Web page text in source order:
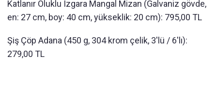
Katlanır Oluklu Izgara Mangal Mizan (Galvaniz gövde,
en: 27 cm, boy: 40 cm, yükseklik: 20 cm): 795,00 TL
Şiş Çöp Adana (450 g, 304 krom çelik, 3'lü / 6'lı):
279,00 TL